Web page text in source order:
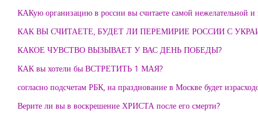
КАКую организацию в россии вы считаете самой нежелательной и
КАК ВЫ СЧИТАЕТЕ, БУДЕТ ЛИ ПЕРЕМИРИЕ РОССИИ С
КАКОЕ ЧУВСТВО ВЫЗЫВАЕТ У ВАС ДЕНЬ ПОБЕДЫ?
КАК вы хотели бы ВСТРЕТИТЬ 1 МАЯ?
согласно подсчетам РБК, на празднование в Москве будет
Верите ли вы в воскрешение ХРИСТА после его смерти?